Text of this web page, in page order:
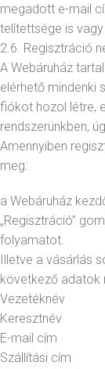
megadott e-mail
telítettsége is
2.6. Regisztráció
A Webáruház
elérhető mindenki
fiókot hozol létre,
rendszerünkben,
Amennyiben
meg:
a Webáruház
„Regisztráció”
folyamatot.
Illetve a vásárlás
következő adatok
Vezetéknév
Keresztnév
E-mail cím
Szállítási cím